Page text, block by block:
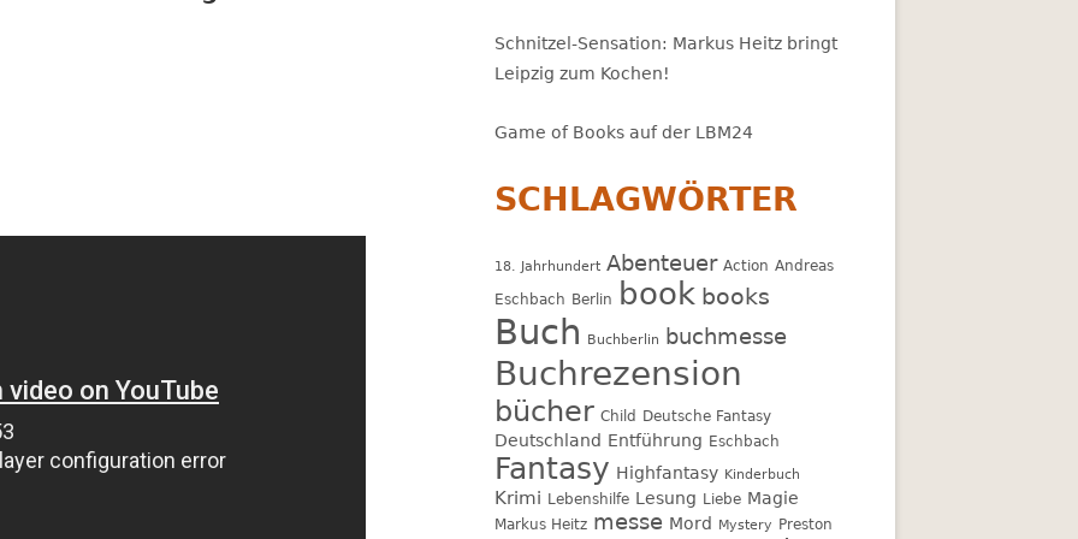
Schnitzel-Sensation: Markus Heitz bringt
Leipzig zum Kochen!
Game of Books auf der LBM24
SCHLAGWÖRTER
18. Jahrhundert Abenteuer Action Andreas
Eschbach Berlin book books
Buch Buchberlin buchmesse
Buchrezension
bücher Child Deutsche Fantasy
Deutschland Entführung Eschbach
Fantasy Highfantasy Kinderbuch
Krimi Lebenshilfe Lesung Liebe Magie
Markus Heitz messe Mord Mystery Preston